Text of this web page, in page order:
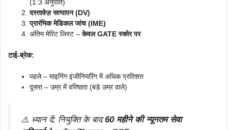
(1:3 अनुपात)
दस्तावेज़ सत्यापन (DV)
प्रारंभिक मेडिकल जांच (IME)
अंतिम मेरिट लिस्ट –केवल GATE स्कोर पर
टाई-ब्रेक:
पहले – माइनिंग इंजीनियरिंग में अधिक प्रतिशत
दूसरा – उम्र में वरिष्ठता (बड़े उम्र वाले)
⚠️ ध्यान दें: नियुक्ति के बाद60 महीने की न्यूनतम सेवा